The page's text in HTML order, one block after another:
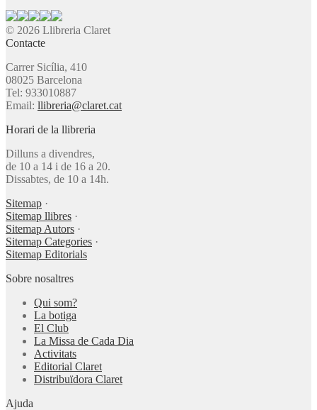
© 2026 Llibreria Claret
Contacte
Carrer Sicília, 410
08025 Barcelona
Tel: 933010887
Email: llibreria@claret.cat
Horari de la llibreria
Dilluns a divendres,
de 10 a 14 i de 16 a 20.
Dissabtes, de 10 a 14h.
Sitemap ·
Sitemap llibres ·
Sitemap Autors ·
Sitemap Categories ·
Sitemap Editorials
Sobre nosaltres
Qui som?
La botiga
El Club
La Missa de Cada Dia
Activitats
Editorial Claret
Distribuïdora Claret
Ajuda